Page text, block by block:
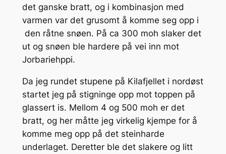
det ganske bratt, og i kombinasjon med
varmen var det grusomt å komme seg opp i
den råtne snøen. På ca 300 moh slaker det
ut og snøen ble hardere på vei inn mot
Jorbariehppi.
Da jeg rundet stupene på Kilafjellet i nordøst
startet jeg på stigninge opp mot toppen på
glassert is. Mellom 4 og 500 moh er det
bratt, og her måtte jeg virkelig kjempe for å
komme meg opp på det steinharde
underlaget. Deretter ble det slakere og litt